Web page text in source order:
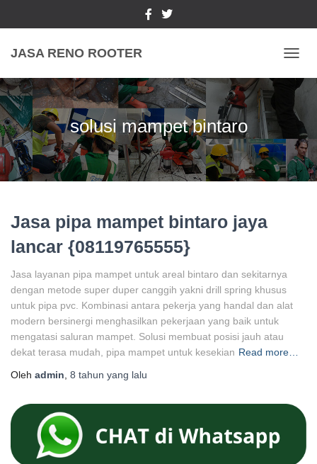
JASA RENO ROOTER
solusi mampet bintaro
Jasa pipa mampet bintaro jaya
lancar {08119765555}
Jasa layanan pipa mampet untuk areal bintaro dan sekitarnya
dengan metode super duper canggih yakni drill spring khusus
untuk pipa pvc. Kombinasi antara pekerja yang handal dan alat
modern bersinergi menghasilkan pekerjaan yang baik untuk
mengatasi saluran mampet. Solusi membuat posisi jauh atau
dekat terasa mudah, pipa mampet untuk kesekian Read more…
Oleh admin 8 tahun yang lalu